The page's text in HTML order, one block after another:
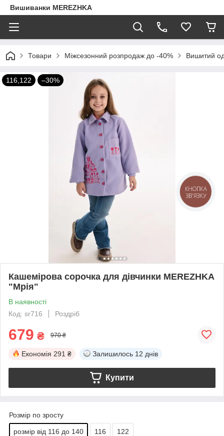
Вишиванки MEREZHKA
Товари Міжсезонний розпродаж до -40% Вишитий
116,122 –30%
Кашемірова сорочка для дівчинки MEREZHKA
"Мрія"
В наявності
Код: sr716
Роздріб
679 ₴ 970 ₴
Економія 291 ₴ Залишилось 12 днів
Купити
Розмір по зросту
розмір від 116 до 140 116 122
КНОПКА
ЗВ'ЯЗКУ